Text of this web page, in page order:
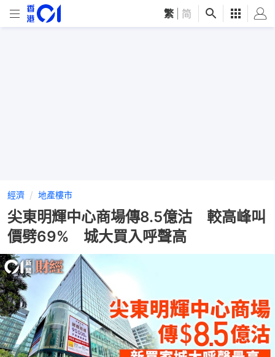
繁 简
經濟 地產樓市
尖東明輝中心商場傳8.5億沽 較高峰叫
價劈69% 城大買入呼聲高